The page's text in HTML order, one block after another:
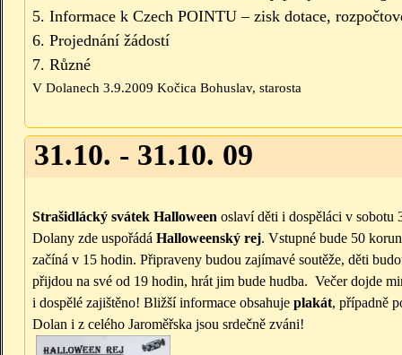
5. Informace k Czech POINTU – zisk dotace,
6. Projednání žádostí
7. Různé
V Dolanech 3.9.2009 Kočica Bohuslav, starosta
31.10. - 31.10. 09
Strašidlácký svátek Halloween oslaví děti i dospěláci v sobotu
Dolany zde uspořádá Halloweenský rej. Vstupné bude 50
začíná v 15 hodin. Připraveny budou zajímavé soutěže, děti
přijdou na své od 19 hodin, hrát jim bude hudba. Večer dojde
i dospělé zajištěno! Bližší informace obsahuje plakát, případně
Dolan i z celého Jaroměřska jsou srdečně zváni!